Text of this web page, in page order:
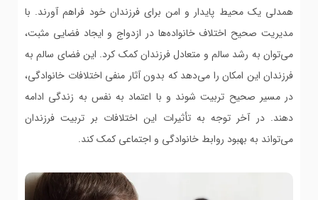
همدلی یک محیط پایدار و امن برای فرزندان خود فراهم آورند. با
مدیریت صحیح اختلاف خانواده‌ها در ازدواج و ایجاد فضایی مثبت،
می‌توان به رشد سالم و متعادل فرزندان کمک کرد. این فضای سالم به
فرزندان این امکان را می‌دهد که بدون آثار منفی اختلافات خانوادگی،
در مسیر صحیح تربیت شوند و با اعتماد به نفس به زندگی ادامه
دهند. در آخر توجه به تأثیرات این اختلافات بر تربیت فرزندان
می‌تواند به بهبود روابط خانوادگی و اجتماعی کمک کند.